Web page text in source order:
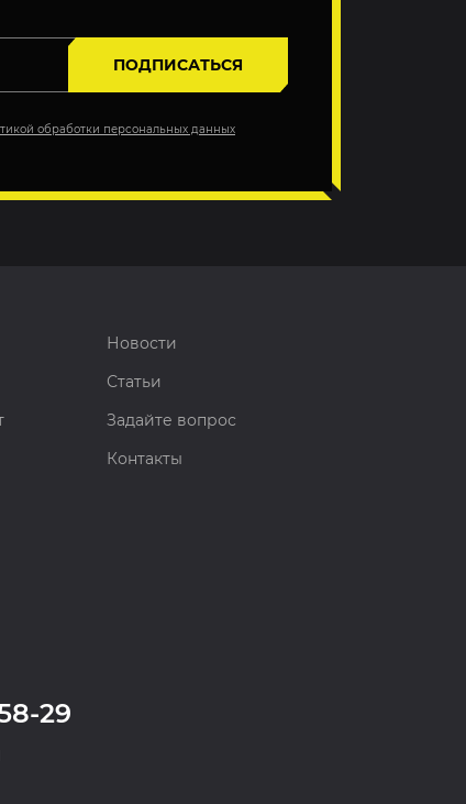
ПОДПИСАТЬСЯ
обработки персональных данных
Новости
Статьи
Задайте вопрос
Контакты
29